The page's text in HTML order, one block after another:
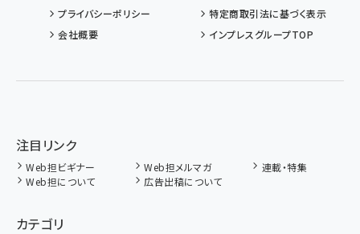
プライバシーポリシー
特定商取引法に基づく表示
会社概要
インプレスグループTOP
注目リンク
Web担ビギナー Web担メルマガ
連載・特集
Web担について
広告出稿について
カテゴリ